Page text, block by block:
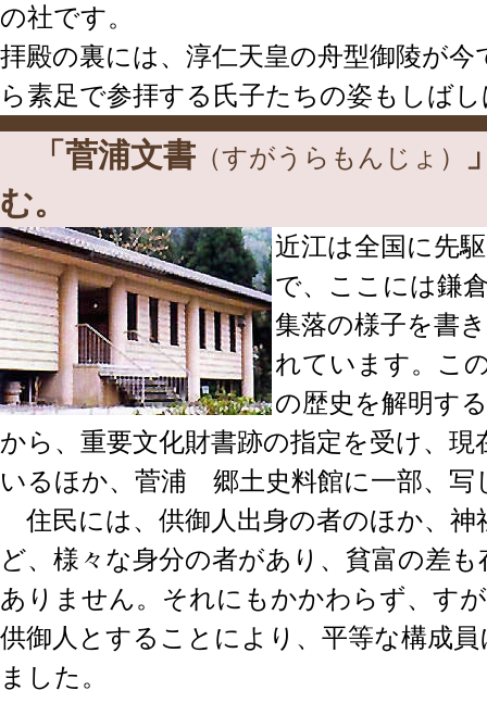
の社です。
拝殿の裏には、淳仁天皇の舟型御陵が
ら素足で参拝する氏子たちの姿もしば
「菅浦文書 （すがうらもんじょ）
む。
近江は全国に先
で、ここには鎌
集落の様子を書
れています。こ
の歴史を解明す
から、重要文化財書跡の指定を受け、
いるほか、菅浦 郷土史料館に一部、写
住民には、供御人出身の者のほか、神
ど、様々な身分の者があり、貧富の差
ありません。それにもかかわらず、す
供御人とすることにより、平等な構成
ました。